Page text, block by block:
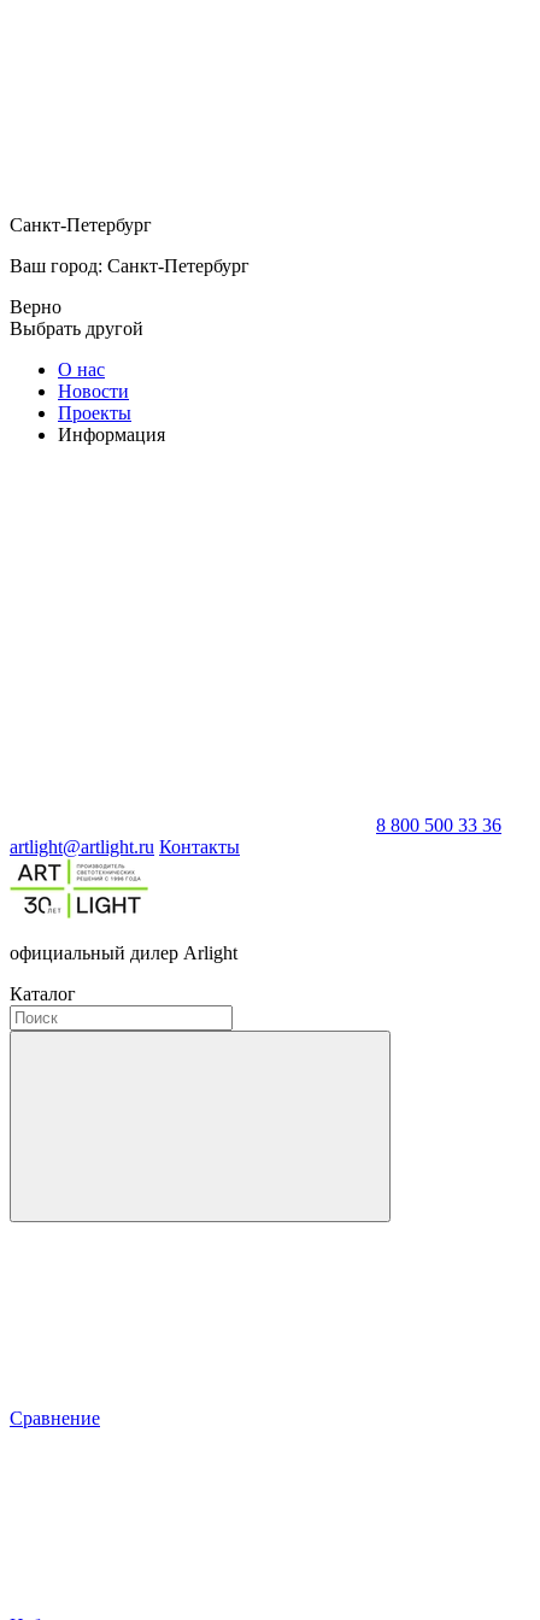
Санкт-Петербург
Ваш город: Санкт-Петербург
Верно
Выбрать другой
О нас
Новости
Проекты
Информация
8 800 500 33 36
artlight@artlight.ru Контакты
официальный дилер Arlight
Каталог
Сравнение